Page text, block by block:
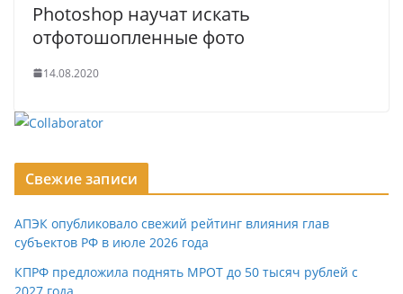
Photoshop научат искать
отфотошопленные фото
14.08.2020
Свежие записи
АПЭК опубликовало свежий рейтинг влияния глав
субъектов РФ в июле 2026 года
КПРФ предложила поднять МРОТ до 50 тысяч рублей с